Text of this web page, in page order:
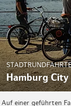
Hamburg City
Auf einer geführten